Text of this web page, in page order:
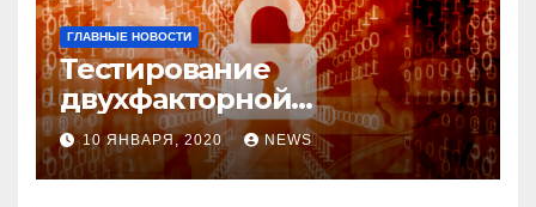
ГЛАВНЫЕ НОВОСТИ
Тестирование
двухфакторной
аутентификации и
возможные варианты
обхода
10 ЯНВАРЯ, 2020 NEWS